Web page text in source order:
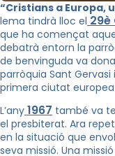
“Cristians a Europa,
lema tindrà lloc el 29è
que ha començat
debatrà entorn la
de benvinguda va
parròquia Sant
primera ciutat europea
L’any 1967 també va
el presbiterat. Ara
en la situació que
seva missió. Una